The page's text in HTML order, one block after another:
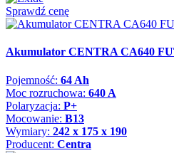
Sprawdź cenę
Akumulator CENTRA CA640
Pojemność: 64 Ah
Moc rozruchowa: 640 A
Polaryzacja: P+
Mocowanie: B13
Wymiary: 242 x 175 x 190
Producent: Centra